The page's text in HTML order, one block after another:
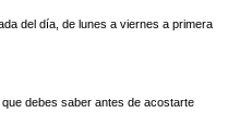
del día, de lunes a viernes a primera
debes saber antes de acostarte